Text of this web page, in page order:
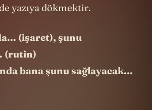
yazıya dökmektir.
(işaret), şunu
(rutin)
bana şunu sağlayacak...